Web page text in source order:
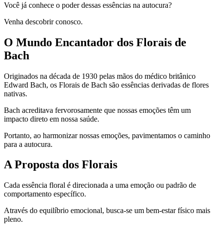
Você já conhece o poder dessas essências na autocura?
Venha descobrir conosco.
O Mundo Encantador dos Florais de
Bach
Originados na década de 1930 pelas mãos do médico britânico
Edward Bach, os Florais de Bach são essências derivadas de flores
nativas.
Bach acreditava fervorosamente que nossas emoções têm um
impacto direto em nossa saúde.
Portanto, ao harmonizar nossas emoções, pavimentamos o caminho
para a autocura.
A Proposta dos Florais
Cada essência floral é direcionada a uma emoção ou padrão de
comportamento específico.
Através do equilíbrio emocional, busca-se um bem-estar físico mais
pleno.